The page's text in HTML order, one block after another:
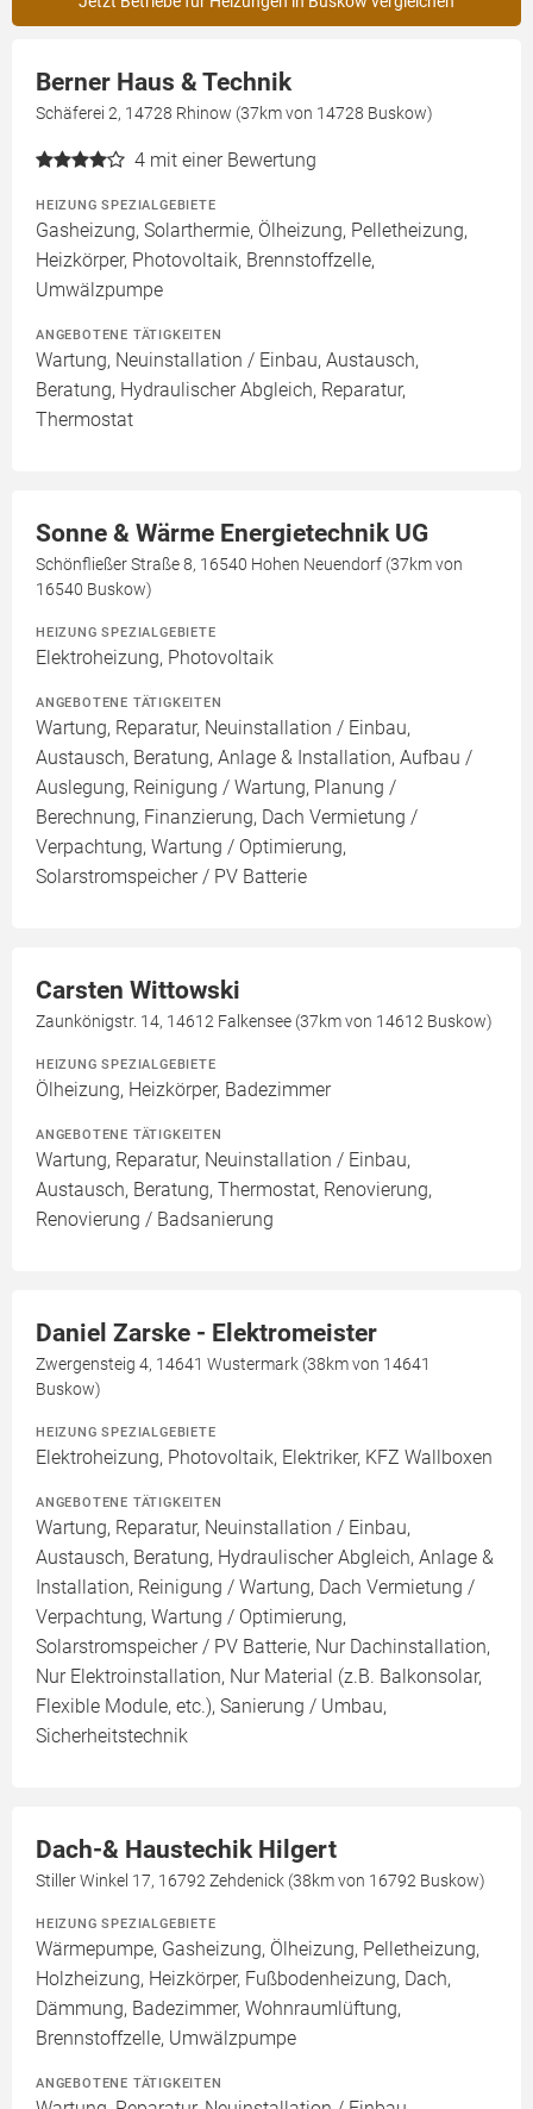
Berner Haus & Technik
Schäferei 2, 14728 Rhinow (37km von 14728 Buskow)
4 mit einer Bewertung
HEIZUNG SPEZIALGEBIETE
Gasheizung, Solarthermie, Ölheizung, Pelletheizung,
Heizkörper, Photovoltaik, Brennstoffzelle,
Umwälzpumpe
ANGEBOTENE TÄTIGKEITEN
Wartung, Neuinstallation / Einbau, Austausch,
Beratung, Hydraulischer Abgleich, Reparatur,
Thermostat
Sonne & Wärme Energietechnik UG
Schönfließer Straße 8, 16540 Hohen Neuendorf (37km von
16540 Buskow)
HEIZUNG SPEZIALGEBIETE
Elektroheizung, Photovoltaik
ANGEBOTENE TÄTIGKEITEN
Wartung, Reparatur, Neuinstallation / Einbau,
Austausch, Beratung, Anlage & Installation, Aufbau /
Auslegung, Reinigung / Wartung, Planung /
Berechnung, Finanzierung, Dach Vermietung /
Verpachtung, Wartung / Optimierung,
Solarstromspeicher / PV Batterie
Carsten Wittowski
Zaunkönigstr. 14, 14612 Falkensee (37km von 14612 Buskow)
HEIZUNG SPEZIALGEBIETE
Ölheizung, Heizkörper, Badezimmer
ANGEBOTENE TÄTIGKEITEN
Wartung, Reparatur, Neuinstallation / Einbau,
Austausch, Beratung, Thermostat, Renovierung,
Renovierung / Badsanierung
Daniel Zarske - Elektromeister
Zwergensteig 4, 14641 Wustermark (38km von 14641
Buskow)
HEIZUNG SPEZIALGEBIETE
Elektroheizung, Photovoltaik, Elektriker, KFZ Wallboxen
ANGEBOTENE TÄTIGKEITEN
Wartung, Reparatur, Neuinstallation / Einbau,
Austausch, Beratung, Hydraulischer Abgleich, Anlage &
Installation, Reinigung / Wartung, Dach Vermietung /
Verpachtung, Wartung / Optimierung,
Solarstromspeicher / PV Batterie, Nur Dachinstallation,
Nur Elektroinstallation, Nur Material (z.B. Balkonsolar,
Flexible Module, etc.), Sanierung / Umbau,
Sicherheitstechnik
Dach-& Haustechik Hilgert
Stiller Winkel 17, 16792 Zehdenick (38km von 16792 Buskow)
HEIZUNG SPEZIALGEBIETE
Wärmepumpe, Gasheizung, Ölheizung, Pelletheizung,
Holzheizung, Heizkörper, Fußbodenheizung, Dach,
Dämmung, Badezimmer, Wohnraumlüftung,
Brennstoffzelle, Umwälzpumpe
ANGEBOTENE TÄTIGKEITEN